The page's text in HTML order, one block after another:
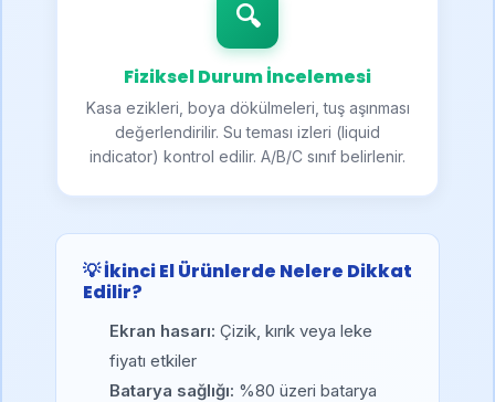
🔍
Fiziksel Durum İncelemesi
Kasa ezikleri, boya dökülmeleri, tuş aşınması
değerlendirilir. Su teması izleri (liquid
indicator) kontrol edilir. A/B/C sınıf belirlenir.
💡 İkinci El Ürünlerde Nelere Dikkat
Edilir?
Ekran hasarı: Çizik, kırık veya leke
fiyatı etkiler
Batarya sağlığı: %80 üzeri batarya